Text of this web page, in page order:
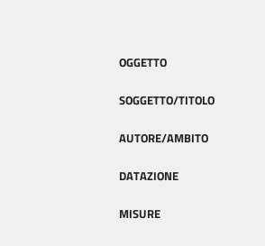
OGGETTO
SOGGETTO/TITOLO
AUTORE/AMBITO
DATAZIONE
MISURE